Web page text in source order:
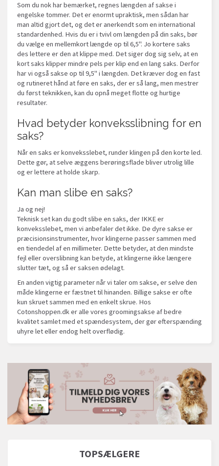
Som du nok har bemærket, regnes længden af sakse i
engelske tommer. Det er enormt upraktisk, men sådan har
man altid gjort det, og det er anerkendt som en international
standardenhed. Hvis du er i tvivl om længden på din saks, bør
du vælge en mellemkort længde op til 6,5". Jo kortere saks
des lettere er den at klippe med. Det siger dog sig selv, at en
kort saks klipper mindre pels per klip end en lang saks. Derfor
har vi også sakse op til 9,5" i længden. Det kræver dog en fast
og rutineret hånd at føre en saks, der er så lang, men mestrer
du først teknikken, kan du opnå meget flotte og hurtige
resultater.
Hvad betyder konveksslibning for en
saks?
Når en saks er konveksslebet, runder klingen på den korte led.
Dette gør, at selve æggens berøringsflade bliver utrolig lille
og er lettere at holde skarp.
Kan man slibe en saks?
Ja og nej!
Teknisk set kan du godt slibe en saks, der IKKE er
konveksslebet, men vi anbefaler det ikke. De dyre sakse er
præcisionsinstrumenter, hvor klingerne passer sammen med
en tiendedel af en millimeter. Dette betyder, at den mindste
fejl eller overslibning kan betyde, at klingerne ikke længere
slutter tæt, og så er saksen ødelagt.
En anden vigtig parameter når vi taler om sakse, er selve den
måde klingerne er fæstnet til hinanden. Billige sakse er ofte
kun skruet sammen med en enkelt skrue. Hos
Cotonshoppen.dk er alle vores groomingsakse af bedre
kvalitet samlet med et spændesystem, der gør efterspænding
uhyre let eller endog helt overflødig.
TOPSÆLGERE